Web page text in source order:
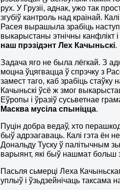
рух. У Грузіі, аднак, ужо так
згубіў кантроль над краінай.
Расея вырашыла зрабіць
выкарыстаны этнічны канфлікт
наш прэзідэнт Лех Качыньскі.
Задача яго не была лёгкай. З
моцна ўцягвацца ў спрэчку з
замест таго, каб зрабіць
Качыньскі ўсё ж змог
Еўропы і ўразіў сусьветнае
Масква мусіла спыніцца.
Пуцін добра ведаў, хто
быў адрэагаваць. Калі гэта ён
Дональду Туску ў палітычным
варыянт, які быў нашмат больш
Пасьля сьмерці Леха
уплыў і ўзьдзейнічаць таксама